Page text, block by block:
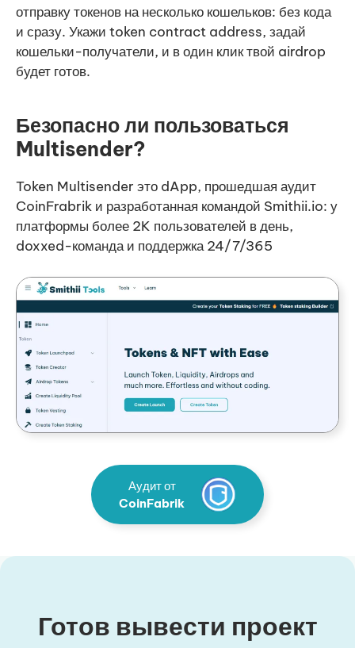
отправку токенов на несколько кошельков: без кода
и сразу. Укажи token contract address, задай
кошельки-получатели, и в один клик твой airdrop
будет готов.
Безопасно ли пользоваться
Multisender?
Token Multisender это dApp, прошедшая аудит
CoinFrabrik и разработанная командой Smithii.io: у
платформы более 2K пользователей в день,
doxxed-команда и поддержка 24/7/365
Аудит от
CoinFabrik
Готов вывести проект